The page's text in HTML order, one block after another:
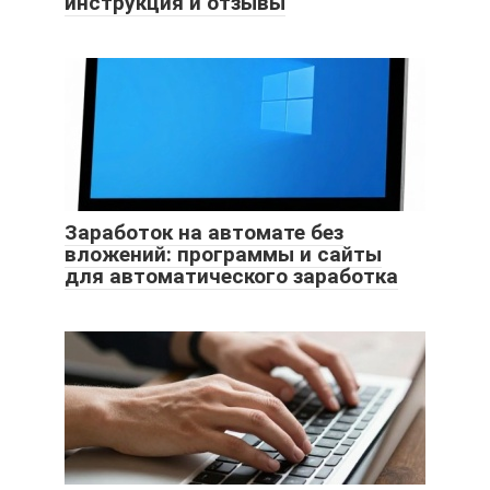
Заработок на автомате без
вложений: программы и сайты
для автоматического заработка